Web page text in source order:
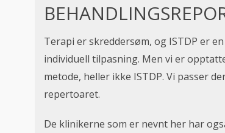
Terapi er skreddersøm, og ISTDP er
individuell tilpasning. Men vi er
metode, heller ikke ISTDP. Vi passer
repertoaret.
De klinikerne som er nevnt her har